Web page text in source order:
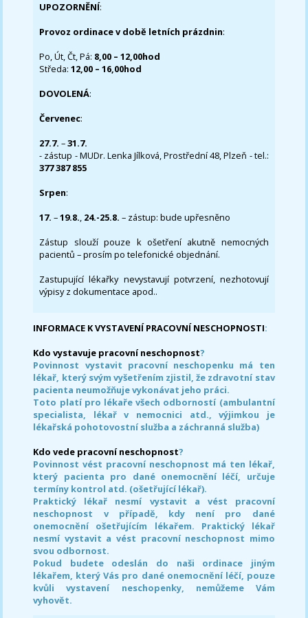
UPOZORNĚNÍ:
Provoz ordinace v době letních prázdnin:
Po, Út, Čt, Pá: 8,00 – 12,00hod
Středa:12,00 – 16,00hod
DOVOLENÁ:
Červenec:
27.7.–31.7.
- zástup - MUDr. Lenka Jílková, Prostřední 48, Plzeň - tel.:
377 387 855
Srpen:
17. –19.8., 24.-25.8. – zástup: bude upřesněno
Zástup slouží pouze k ošetření akutně nemocných
pacientů – prosím po telefonické objednání.
Zastupující lékařky nevystavují potvrzení, nezhotovují
výpisy z dokumentace apod..
INFORMACE K VYSTAVENÍ PRACOVNÍ NESCHOPNOSTI:
Kdo vystavuje pracovní neschopnost?
Povinnost vystavit pracovní neschopenku má ten
lékař, který svým vyšetřením zjistil, že zdravotní stav
pacienta neumožňuje vykonávat jeho práci.
Toto platí pro lékaře všech odborností (ambulantní
specialista, lékař v nemocnici atd., výjimkou je
lékařská pohotovostní služba a záchranná služba)
Kdo vede pracovní neschopnost?
Povinnost vést pracovní neschopnost má ten lékař,
který pacienta pro dané onemocnění léčí, určuje
termíny kontrol atd. (ošetřující lékař).
Praktický lékař nesmí vystavit a vést pracovní
neschopnost v případě, kdy není pro dané
onemocnění ošetřujícím lékařem. Praktický lékař
nesmí vystavit a vést pracovní neschopnost mimo
svou odbornost.
Pokud budete odeslán do naši ordinace jiným
lékařem, který Vás pro dané onemocnění léčí, pouze
kvůli vystavení neschopenky, nemůžeme Vám
vyhovět.